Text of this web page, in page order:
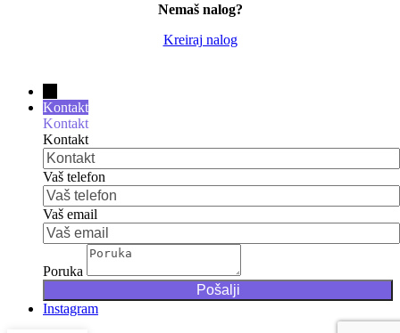
Nemaš nalog?
Kreiraj nalog
Kontakt
Kontakt
Kontakt
Vaš telefon
Vaš email
Poruka
Instagram